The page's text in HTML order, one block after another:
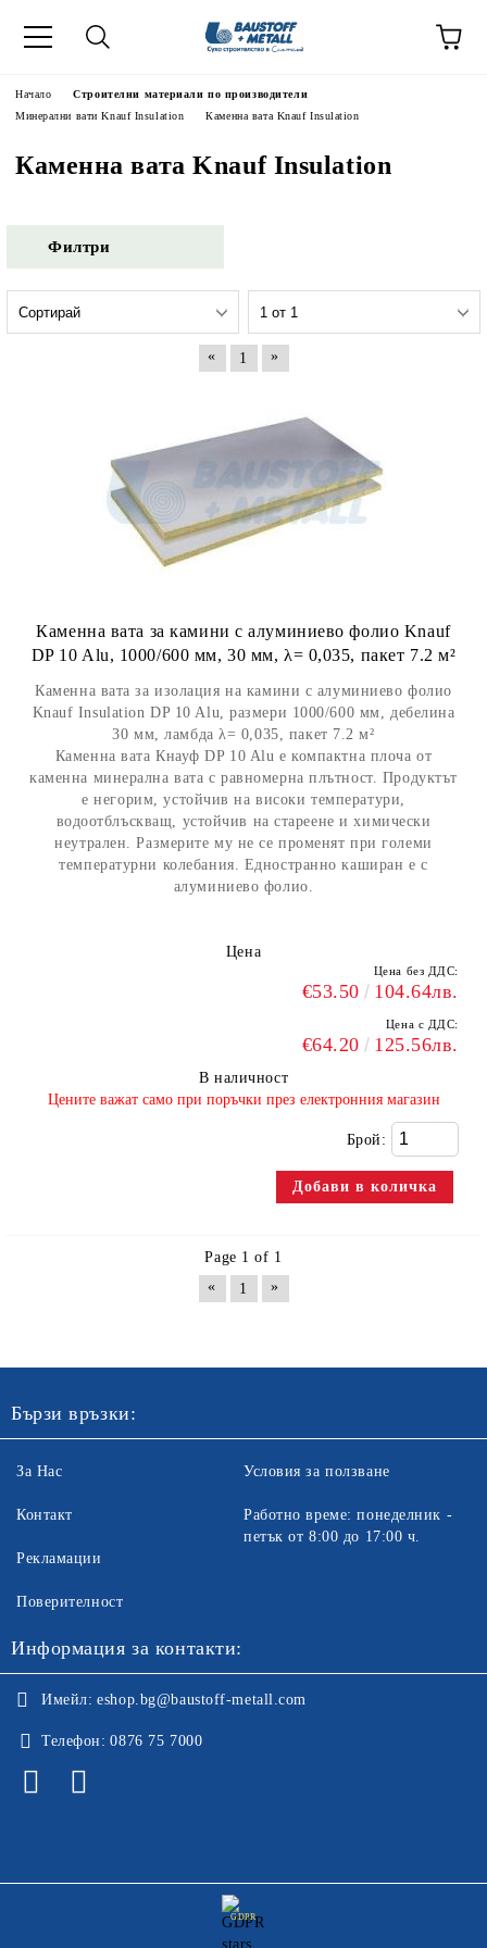
Начало
Строителни материали по производители
Минерални вати Knauf Insulation
Каменна вата Knauf Insulation
Каменна вата Knauf Insulation
Филтри
« 1 »
Каменна вата за камини с алуминиево фолио Knauf
DP 10 Alu, 1000/600 мм, 30 мм, λ= 0,035, пакет 7.2 м²
Каменна вата за изолация на камини с алуминиево фолио
Knauf Insulation DP 10 Alu, размери 1000/600 мм, дебелина
30 мм, ламбда λ= 0,035, пакет 7.2 м²
Каменна вата Кнауф DP 10 Alu е компактна плоча от
каменна минерална вата с равномерна плътност. Продуктът
е негорим, устойчив на високи температури,
водоотблъскващ, устойчив на стареене и химически
неутрален. Размерите му не се променят при големи
температурни колебания. Едностранно каширан е с
алуминиево фолио.
Цена
Цена без ДДС:
€53.50 104.64лв.
Цена с ДДС:
€64.20 125.56лв.
В наличност
​Цените важат само при поръчки през електронния магазин
Брой:
Page 1 of 1
«
1 »
Бързи връзки:
За Нас
Контакт
Рекламации
Поверителност
Условия за ползване
Работно време: понеделник -
петък от 8:00 до 17:00 ч.
Информация за контакти:
Имейл: eshop.bg@baustoff-metall.com
Телефон: 0876 75 7000
GDPR